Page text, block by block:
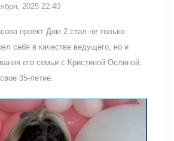
2025 22:40
проект Дом 2 стал не только
себя в качестве ведущего, но и
его семьи с Кристиной Ослиной,
35-летие.